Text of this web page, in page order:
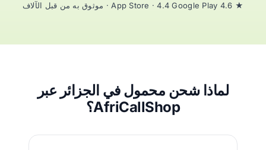
★ 4.6 App Store · 4.4 Google Play · موثوق به من قبل الآلاف
لماذا شحن محمول في الجزائر عبر
AfriCallShop؟